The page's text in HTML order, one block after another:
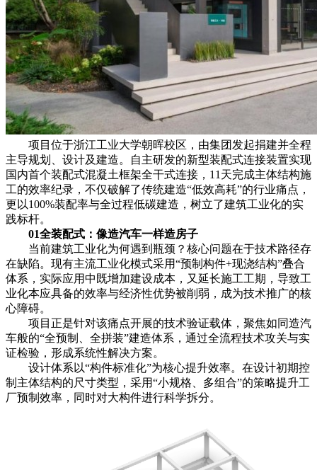
项目位于浙江工业大学朝晖校区，由集团发起捐建并全程
主导规划、设计及建造。自主研发的新型装配式连接装置实现
国内首个装配式混凝土框架全干式连接，11天完成主体结构施
工的效率纪录，不仅破解了传统建造“低效高耗”的行业痛点，
更以100%装配率与全过程低碳建造，树立了建筑工业化的实
践标杆。
01全装配式：像造汽车一样造房子
当前建筑工业化为何遇到瓶颈？核心问题在于技术路径存
在缺陷。现有主流工业化模式采用“预制构件+现浇结构”叠合
体系，实际应用中既增加建设成本，又延长施工工期，导致工
业化本应具备的效率与经济性优势被削弱，成为技术推广的核
心障碍。
项目正是针对该痛点开展的技术验证载体，聚焦如同造汽
车般的“全预制、全拼装”建造体系，通过全流程技术攻关与实
证检验，形成系统性解决方案。
设计体系以“构件标准化”为核心提升效率。在设计初期控
制主体结构的尺寸类型，采用“小规格、多组合”的策略提升工
厂预制效率，同时对大构件进行科学拆分。